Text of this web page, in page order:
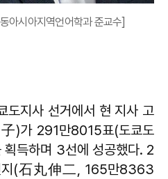
아시아지역언어학과 준교수]
도지사 선거에서 현 지사 고
)가 291만8015표(도쿄도
득하며 3선에 성공했다. 2
지(石丸伸二, 165만8363